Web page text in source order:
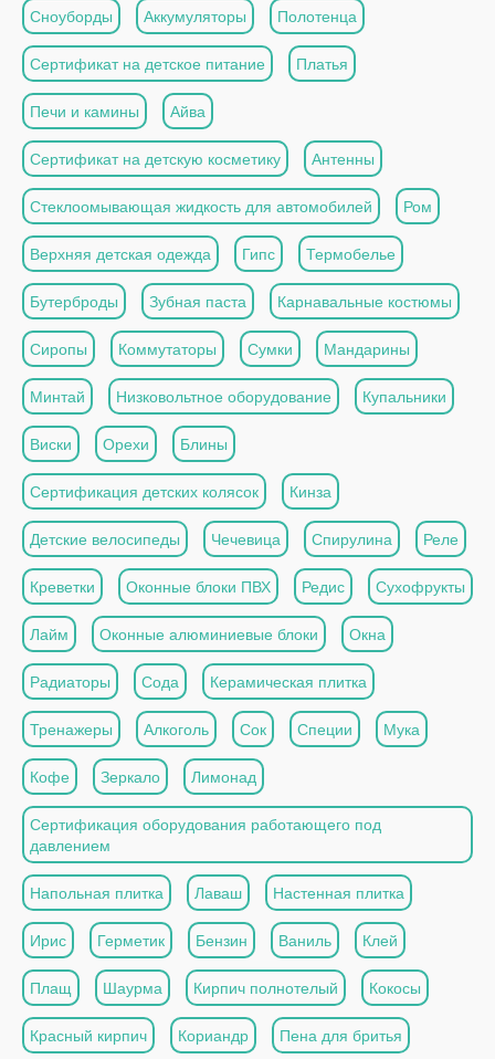
Сноуборды Аккумуляторы Полотенца
Сертификат на детское питание Платья
Печи и камины Айва
Сертификат на детскую косметику Антенны
Стеклоомывающая жидкость для автомобилей Ром
Верхняя детская одежда Гипс Термобелье
Бутерброды Зубная паста Карнавальные костюмы
Сиропы Коммутаторы Сумки Мандарины
Минтай Низковольтное оборудование Купальники
Виски Орехи Блины
Сертификация детских колясок Кинза
Детские велосипеды Чечевица Спирулина Реле
Креветки Оконные блоки ПВХ Редис Сухофрукты
Лайм Оконные алюминиевые блоки Окна
Радиаторы Сода Керамическая плитка
Тренажеры Алкоголь Сок Специи Мука
Кофе Зеркало Лимонад
Сертификация оборудования работающего под
давлением
Напольная плитка Лаваш Настенная плитка
Ирис Герметик Бензин Ваниль Клей
Плащ Шаурма Кирпич полнотелый Кокосы
Красный кирпич Кориандр Пена для бритья